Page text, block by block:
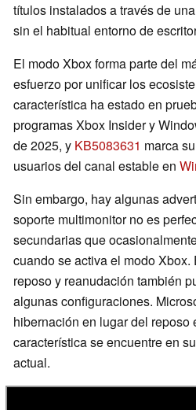
títulos instalados a través de
sin el habitual entorno de
El modo Xbox forma parte del
esfuerzo por unificar los
característica ha estado en
programas Xbox Insider y
de 2025, y KB5083631 marca
usuarios del canal estable en
Sin embargo, hay algunas
soporte multimonitor no es
secundarias que
cuando se activa el modo
reposo y reanudación también
algunas configuraciones.
hibernación en lugar del reposo
característica se encuentre en
actual.